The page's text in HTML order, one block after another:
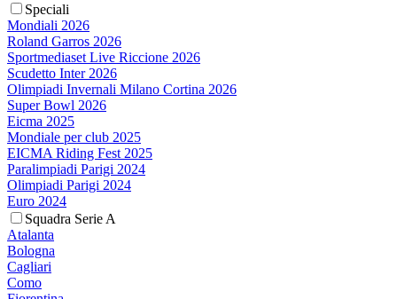
Speciali
Mondiali 2026
Roland Garros 2026
Sportmediaset Live Riccione 2026
Scudetto Inter 2026
Olimpiadi Invernali Milano Cortina 2026
Super Bowl 2026
Eicma 2025
Mondiale per club 2025
EICMA Riding Fest 2025
Paralimpiadi Parigi 2024
Olimpiadi Parigi 2024
Euro 2024
Squadra Serie A
Atalanta
Bologna
Cagliari
Como